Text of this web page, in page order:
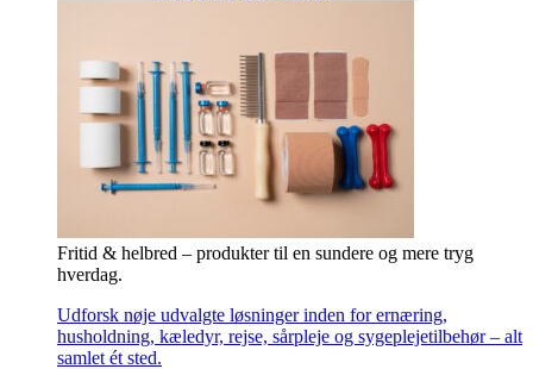
Fritid & helbred – produkter til en sundere og mere tryg
hverdag.
Udforsk nøje udvalgte løsninger inden for ernæring,
husholdning, kæledyr, rejse, sårpleje og sygeplejetilbehør – alt
samlet ét sted.